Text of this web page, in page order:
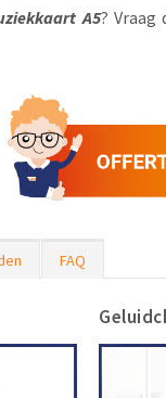
A5? Vraag
FAQ